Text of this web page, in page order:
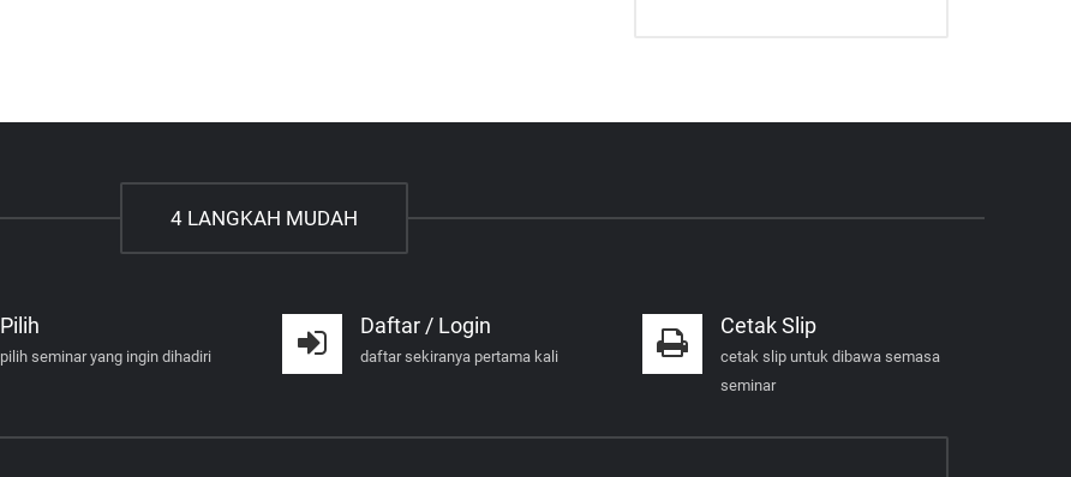
4 LANGKAH MUDAH
Pilih
pilih seminar yang ingin dihadiri
Daftar / Login
daftar sekiranya pertama kali
Cetak Slip
cetak slip untuk dibawa semasa
seminar